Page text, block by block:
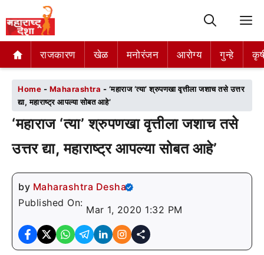
राजकारण खेळ मनोरंजन आरोग्य गुन्हे
राजकारण खेळ मनोरंजन आरोग्य गुन्हे
Home - Maharashtra - ‘महाराज ‘त्या’ श्रुपणखा वृत्तीला जशाच तसे उत्तर
द्या, महाराष्ट्र आपल्या सोबत आहे’
‘महाराज ‘त्या’ श्रुपणखा वृत्तीला जशाच तसे
उत्तर द्या, महाराष्ट्र आपल्या सोबत आहे’
by Maharashtra Desha
Published On:
Mar 1, 2020 1:32 PM